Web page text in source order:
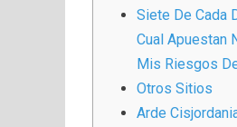
Siete De Cada
Cual Apuestan
Mis Riesgos
Otros Sitios
Arde